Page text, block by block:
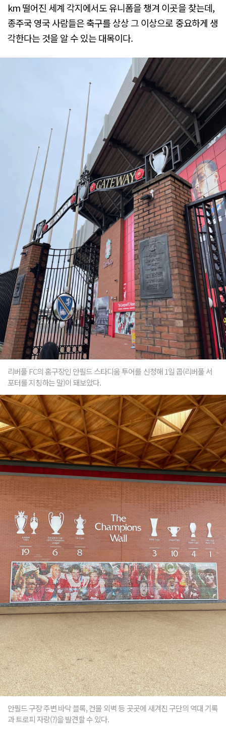
km 떨어진 세계 각지에서도 유니폼을 챙겨 이곳을 찾는데,
종주국 영국 사람들은 축구를 상상 그 이상으로 중요하게 생
각한다는 것을 알 수 있는 대목이다.
리버풀 FC의 홈구장인 안필드 스타디움 투어를 신청해 1일 콥(리버풀 서
포터를 지칭하는 말)이 돼보았다.
안필드 구장 주변 바닥 블록, 건물 외벽 등 곳곳에 새겨진 구단의 역대 기록
과 트로피 자랑(?)을 발견할 수 있다.